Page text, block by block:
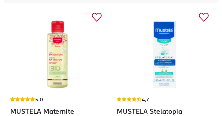
5,0
MUSTELA Maternite
4,7
MUSTELA Stelatopia